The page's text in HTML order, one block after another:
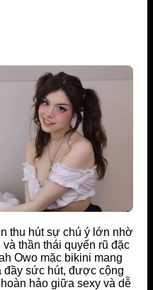
thu hút sự chú ý lớn nhờ
thần thái quyến rũ đặc
Owo mặc bikini mang
đầy sức hút, được cộng
hảo giữa sexy và dễ